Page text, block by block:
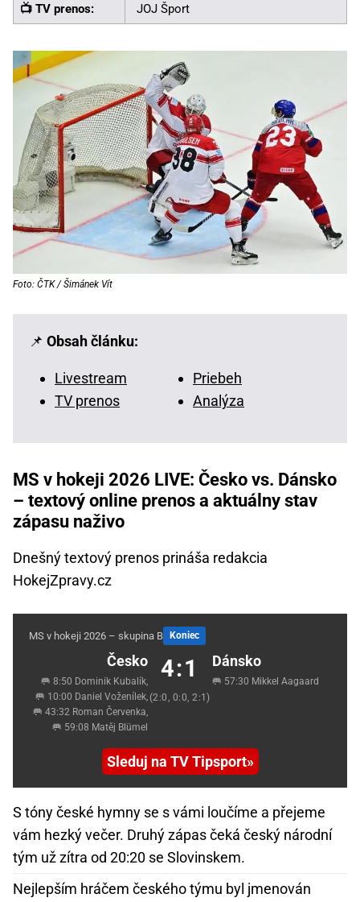
📺 TV prenos: JOJ Šport
Foto: ČTK / Šimánek Vít
📌 Obsah článku:
Livestream
Priebeh
TV prenos
Analýza
MS v hokeji 2026 LIVE: Česko vs. Dánsko
– textový online prenos a aktuálny stav
zápasu naživo
Dnešný textový prenos prináša redakcia
HokejZpravy.cz
MS v hokeji 2026 – skupina B Koniec
Česko
🥅 8:50 Dominik Kubalík,
🥅 10:00 Daniel Voženílek,
🥅 43:32 Roman Červenka,
🥅 59:08 Matěj Blümel
4:1
(2:0, 0:0, 2:1)
Dánsko
🥅 57:30 Mikkel Aagaard
Sleduj na TV Tipsport
S tóny české hymny se s vámi loučíme a přejeme
vám hezký večer. Druhý zápas čeká český národní
tým už zítra od 20:20 se Slovinskem.
Nejlepším hráčem českého týmu byl jmenován